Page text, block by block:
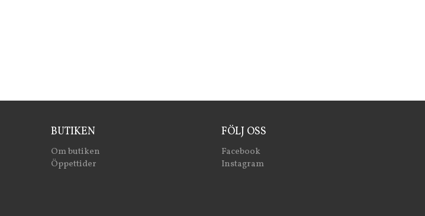
BUTIKEN
Om butiken
Öppettider
FÖLJ OSS
Facebook
Instagram